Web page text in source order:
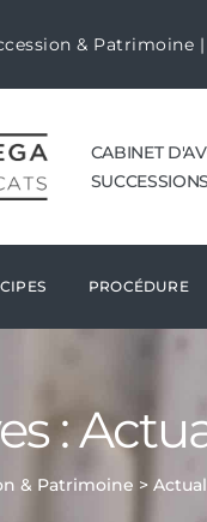
& Patrimoine
CABINET
PROCÉDURE
:
& Patrimoine >